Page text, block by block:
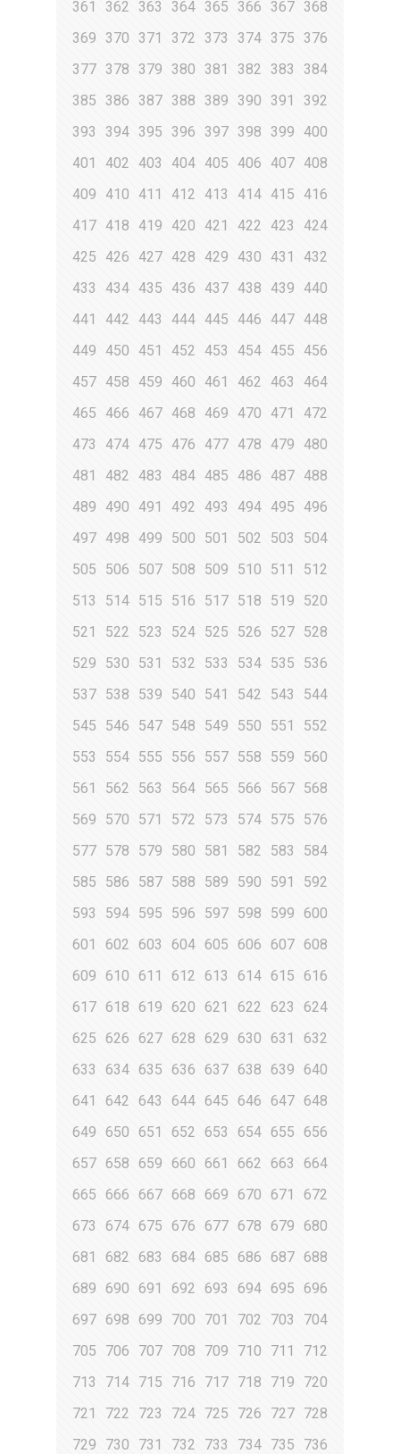
361 362 363 364 365 366 367 368
369
370 371 372 373 374 375 376
377 378 379 380 381 382 383
384
385
386 387 388 389 390 391
392
393
394 395 396 397 398 399
400
401
402 403 404 405 406 407 408
409
410 411 412 413 414 415
416
417 418 419 420 421 422 423
424
425
426 427 428 429 430 431
432
433
434 435 436 437 438 439
440
441
442 443 444 445 446 447 448
449
450 451 452 453 454 455
456
457 458 459 460 461 462 463
464
465
466 467 468 469 470 471
472
473
474 475 476 477 478 479
480
481
482 483 484 485 486 487 488
489
490 491 492 493 494 495
496
497 498 499 500 501 502 503
504
505
506 507 508 509 510 511
512
513
514 515 516 517 518 519
520
521
522 523 524 525 526 527 528
529
530 531 532 533 534 535
536
537 538 539 540 541 542 543
544
545
546 547 548 549 550 551
552
553
554 555 556 557 558 559
560
561
562 563 564 565 566 567 568
569
570 571 572 573 574 575
576
577 578 579 580 581 582 583
584
585
586 587 588 589 590 591
592
593
594 595 596 597 598 599
600
601
602 603 604 605 606 607 608
609
610 611 612 613 614 615
616
617 618 619 620 621 622 623
624
625
626 627 628 629 630 631
632
633
634 635 636 637 638 639 640
641
642 643 644 645 646 647 648
649
650 651 652 653 654 655 656
657 658 659 660 661 662 663
664
665
666 667 668 669 670 671
672
673
674 675 676 677 678 679
680
681
682 683 684 685 686 687 688
689
690 691 692 693 694 695
696
697 698 699 700 701 702 703
704
705
706 707 708 709 710 711
712
713
714 715 716 717 718 719
720
721
722 723 724 725 726 727 728
729
730 731 732 733 734 735
736